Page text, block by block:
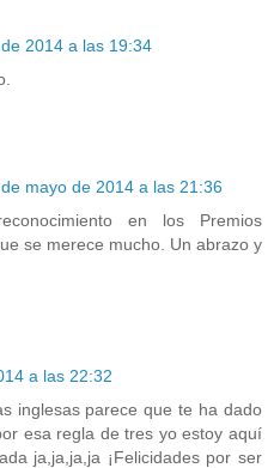
2014 a las 19:34
mayo de 2014 a las 21:36
en los Premios
se merece mucho. Un abrazo y
a las 22:32
inglesas parece que te ha dado
esa regla de tres yo estoy aquí
ja,ja,ja,ja ¡Felicidades por ser